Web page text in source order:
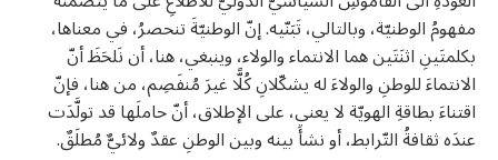
مفهومُ الوطنيّة، وبالتالي، تَبَنّيه. إنّ الوطنيّةَ تنحصرُ، في معناها،
بكلمتَينِ اثنَتَين هما الانتماء والولاء، وينبغي، هنا، أن نَلحَظَ أنّ
الانتماءَ للوطنِ والولاءَ له يشكّلانِ كُلًّا غيرَ مُنفَصِم، من هنا، فإنّ
اقتناءَ بطاقةِ الهويّة لا يعني، على الإطلاق، أنّ حاملَها قد تولَّدَت
عندَه ثقافةُ التّرابط، أو نشأَ بينه وبين الوطنِ عقدٌ ولائيٌّ مُطلَقٌ.